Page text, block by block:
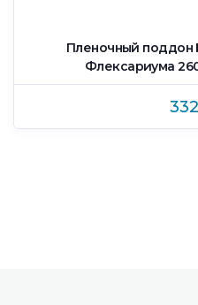
Пленочный поддон
Флексариума